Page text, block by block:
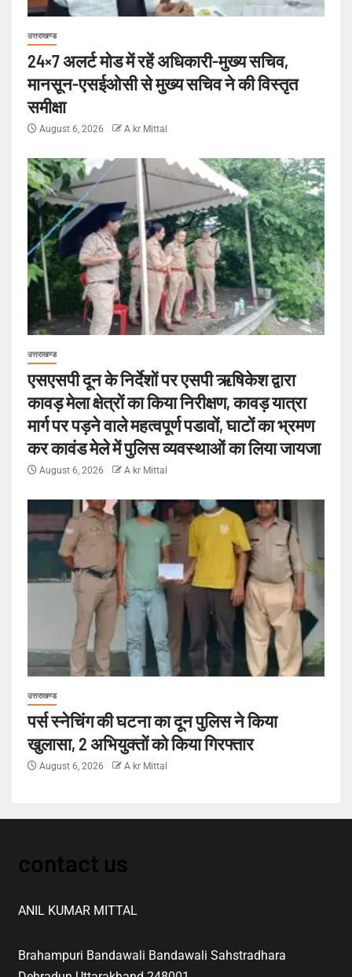
उत्तराखण्ड
24×7 अलर्ट मोड में रहें अधिकारी-मुख्य सचिव,
मानसून-एसईओसी से मुख्य सचिव ने की विस्तृत
समीक्षा
August 6, 2026 A kr Mittal
उत्तराखण्ड
एसएसपी दून के निर्देशों पर एसपी ऋषिकेश द्वारा
कावड़ मेला क्षेत्रों का किया निरीक्षण, कावड़ यात्रा
मार्ग पर पड़ने वाले महत्वपूर्ण पडावों, घाटों का भ्रमण
कर कावंड मेले में पुलिस व्यवस्थाओं का लिया जायजा
August 6, 2026 A kr Mittal
उत्तराखण्ड
पर्स स्नेचिंग की घटना का दून पुलिस ने किया
खुलासा, 2 अभियुक्तों को किया गिरफ्तार
August 6, 2026 A kr Mittal
contact us
ANIL KUMAR MITTAL
Brahampuri Bandawali Bandawali Sahstradhara